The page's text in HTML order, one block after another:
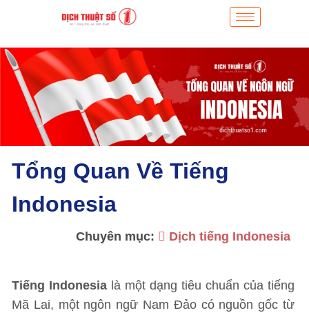
Tổng Quan Về Tiếng
Indonesia
Chuyên mục: Dịch tiếng Indonesia
Tiếng Indonesialà một dạng tiêu chuẩn của tiếng
Mã Lai, một ngôn ngữ Nam Đảo có nguồn gốc từ